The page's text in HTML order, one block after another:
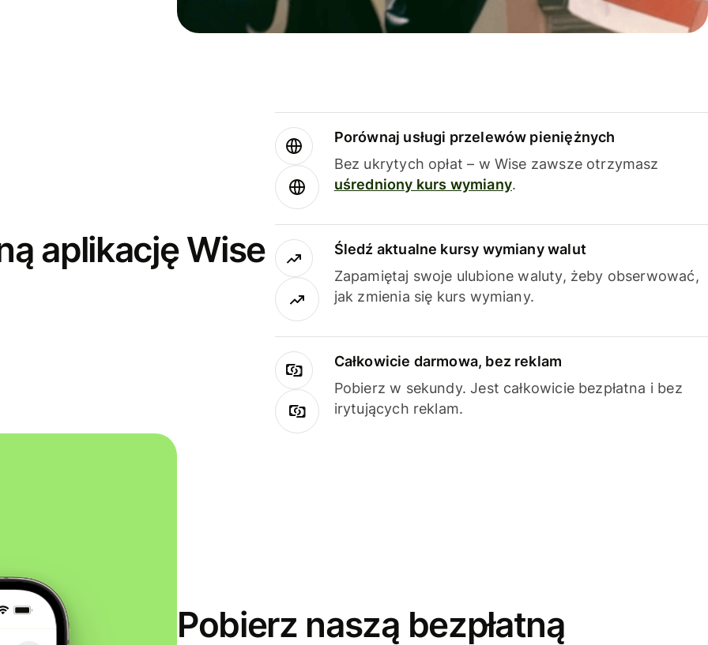
aplikację Wise
Porównaj usługi przelewów pieniężnych
Bez ukrytych opłat – w Wise zawsze otrzymasz
uśredniony kurs wymiany.
Śledź aktualne kursy wymiany walut
Zapamiętaj swoje ulubione waluty, żeby obserwować,
jak zmienia się kurs wymiany.
Całkowicie darmowa, bez reklam
Pobierz w sekundy. Jest całkowicie bezpłatna i bez
irytujących reklam.
Pobierz naszą bezpłatną